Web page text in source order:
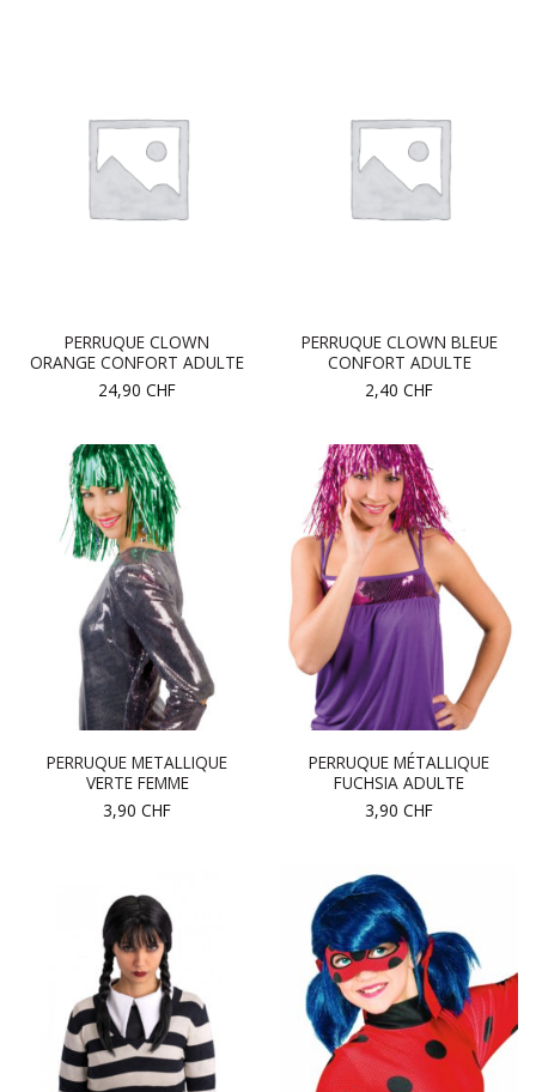
PERRUQUE CLOWN
ORANGE CONFORT ADULTE
24,90 CHF
PERRUQUE CLOWN BLEUE
CONFORT ADULTE
2,40 CHF
PERRUQUE METALLIQUE
VERTE FEMME
3,90 CHF
PERRUQUE MÉTALLIQUE
FUCHSIA ADULTE
3,90 CHF